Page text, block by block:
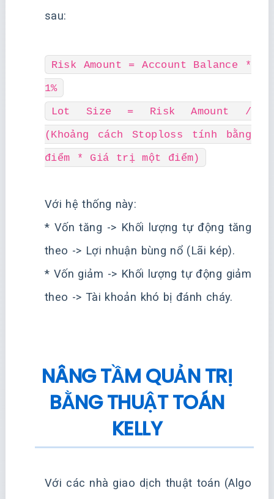
sau:
Risk Amount = Account Balance *
1%
Lot Size = Risk Amount /
(Khoảng cách Stoploss tính bằng
điểm * Giá trị một điểm)
Với hệ thống này:
* Vốn tăng -> Khối lượng tự động tăng
theo -> Lợi nhuận bùng nổ (Lãi kép).
* Vốn giảm -> Khối lượng tự động giảm
theo -> Tài khoản khó bị đánh cháy.
NÂNG TẦM QUẢN TRỊ
BẰNG THUẬT TOÁN
KELLY
Với các nhà giao dịch thuật toán (Algo